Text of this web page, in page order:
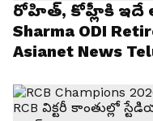
రోహిత్, కోహ్లీకి ఇదే
Sharma ODI
Asianet News